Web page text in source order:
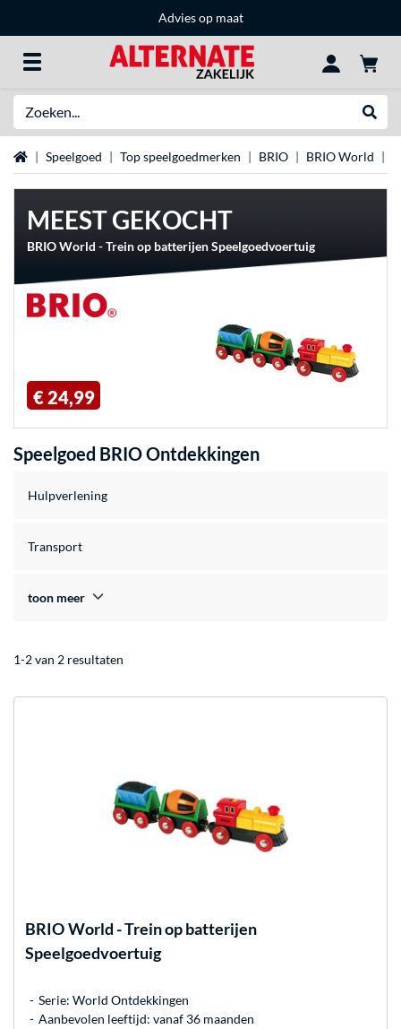
Advies op maat
HomeSpeelgoed Top speelgoedmerken BRIO BRIO World
MEEST GEKOCHT
BRIO World - Trein op batterijen Speelgoedvoertuig
€ 24,99
Speelgoed BRIO Ontdekkingen
Hulpverlening
Transport
toon meer
1-2 van 2 resultaten
BRIOWorld - Trein op batterijen
Speelgoedvoertuig
Serie: World Ontdekkingen
Aanbevolen leeftijd: vanaf 36 maanden